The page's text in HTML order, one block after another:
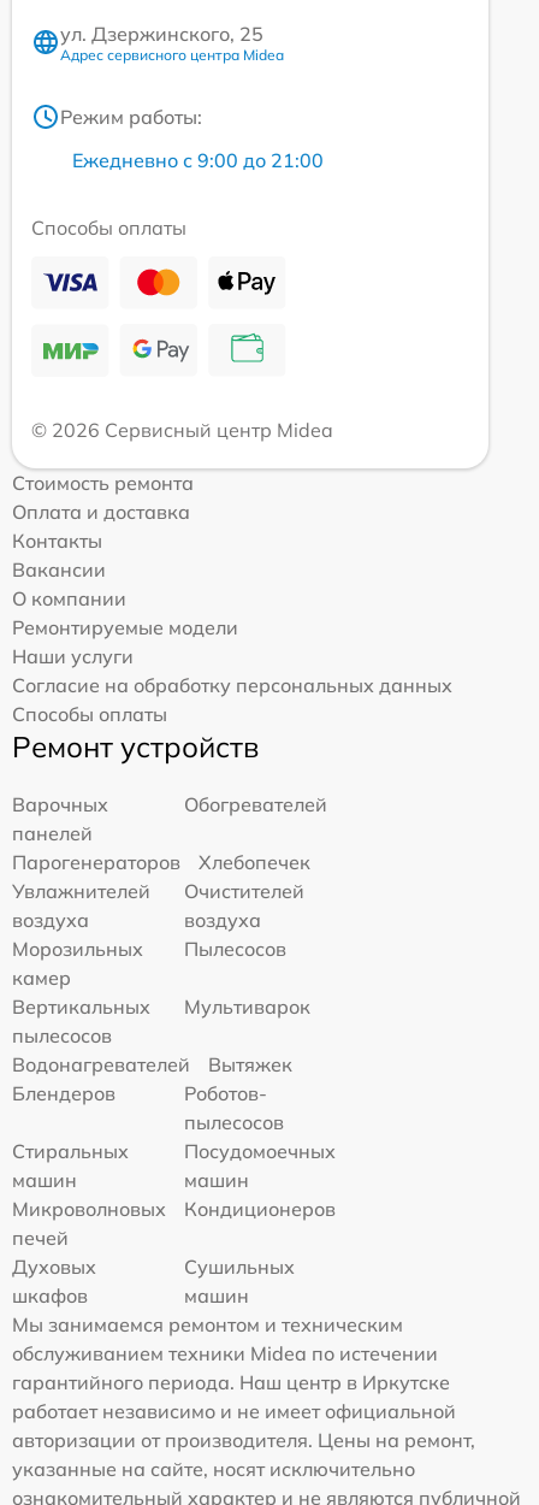
ул. Дзержинского, 25
Адрес сервисного центра Midea
Режим работы:
Ежедневно с 9:00 до 21:00
Способы оплаты
© 2026 Сервисный центр Midea
Стоимость ремонта
Оплата и доставка
Контакты
Вакансии
О компании
Ремонтируемые модели
Наши услуги
Согласие на обработку персональных данных
Способы оплаты
Ремонт устройств
Варочных
панелей
Обогревателей
Парогенераторов
Хлебопечек
Увлажнителей
воздуха
Очистителей
воздуха
Морозильных
камер
Пылесосов
Вертикальных
пылесосов
Мультиварок
Водонагревателей
Вытяжек
Блендеров
Роботов-
пылесосов
Стиральных
машин
Посудомоечных
машин
Микроволновых
печей
Кондиционеров
Духовых
шкафов
Сушильных
машин
Мы занимаемся ремонтом и техническим
обслуживанием техники Midea по истечении
гарантийного периода. Наш центр в Иркутске
работает независимо и не имеет официальной
авторизации от производителя. Цены на ремонт,
указанные на сайте, носят исключительно
ознакомительный характер и не являются публичной